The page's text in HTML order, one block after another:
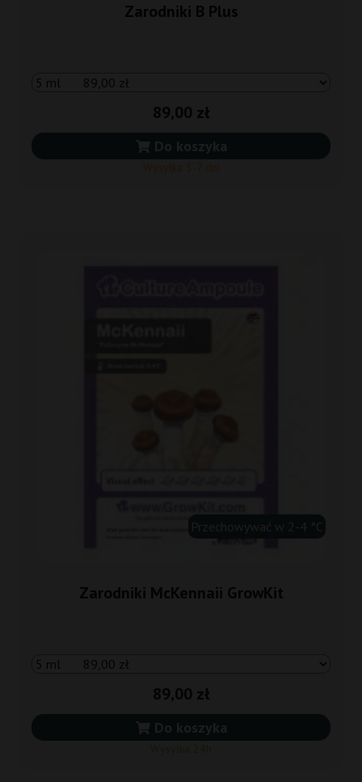
Zarodniki B Plus
89,00 zł
Do koszyka
Wysyłka 3-7 dni
Zarodniki McKennaii GrowKit
89,00 zł
Do koszyka